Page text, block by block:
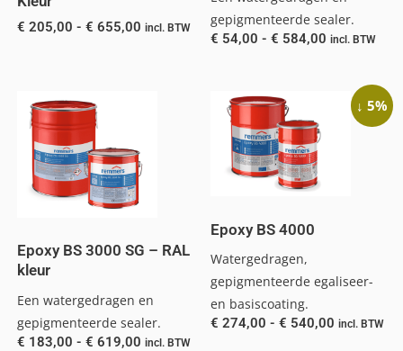
€ 205,00 - € 655,00 incl. BTW
gepigmenteerde sealer.
€ 54,00 - € 584,00 incl. BTW
Epoxy BS 3000 SG – RAL
kleur
Een watergedragen en
gepigmenteerde sealer.
€ 183,00 - € 619,00 incl. BTW
↓ 5%
Epoxy BS 4000
Watergedragen,
gepigmenteerde egaliseer-
en basiscoating.
€ 274,00 - € 540,00 incl. BTW